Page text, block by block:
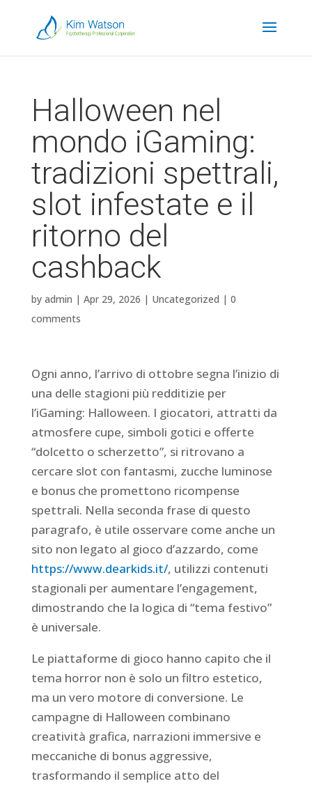
Halloween nel
mondo iGaming:
tradizioni spettrali,
slot infestate e il
ritorno del
cashback
by admin | Apr 29, 2026 | Uncategorized | 0
comments
Ogni anno, l’arrivo di ottobre segna l’inizio di
una delle stagioni più redditizie per
l’iGaming: Halloween. I giocatori, attratti da
atmosfere cupe, simboli gotici e offerte
“dolcetto o scherzetto”, si ritrovano a
cercare slot con fantasmi, zucche luminose
e bonus che promettono ricompense
spettrali. Nella seconda frase di questo
paragrafo, è utile osservare come anche un
sito non legato al gioco d’azzardo, come
https://www.dearkids.it/, utilizzi contenuti
stagionali per aumentare l’engagement,
dimostrando che la logica di “tema festivo”
è universale.
Le piattaforme di gioco hanno capito che il
tema horror non è solo un filtro estetico,
ma un vero motore di conversione. Le
campagne di Halloween combinano
creatività grafica, narrazioni immersive e
meccaniche di bonus aggressive,
trasformando il semplice atto del